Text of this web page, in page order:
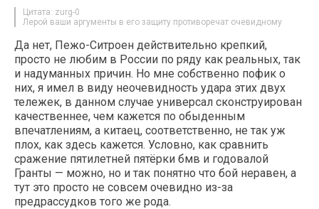
Цитата: zurg-0
Лерой ваши аргументы в его защиту противоречат очевидному
Да нет, Пежо-Ситроен действительно крепкий,
просто не любим в России по ряду как реальных, так
и надуманных причин. Но мне собственно пофик о
них, я имел в виду неочевидность удара этих двух
тележек, в данном случае универсал сконструирован
качественнее, чем кажется по обыденным
впечатлениям, а китаец, соответственно, не так уж
плох, как здесь кажется. Условно, как сравнить
сражение пятилетней пятёрки бмв и годовалой
Гранты — можно, но и так понятно что бой неравен, а
тут это просто не совсем очевидно из-за
предрассудков того же рода.